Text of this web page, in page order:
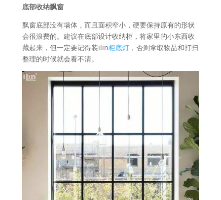
底部收纳飘窗
飘窗底部没有墙体，而且面积窄小，硬要保持原有的形状
会很浪费的。建议在底部设计收纳柜，将家里的小东西收
藏起来，但一定要记得装ilin柜底灯，否则拿取物品和打扫
整理的时候就会看不清。